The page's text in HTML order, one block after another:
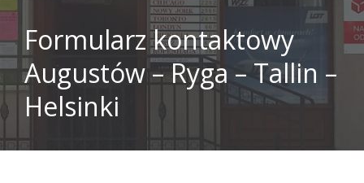
Formularz kontaktowy
Augustów – Ryga – Tallin –
Helsinki